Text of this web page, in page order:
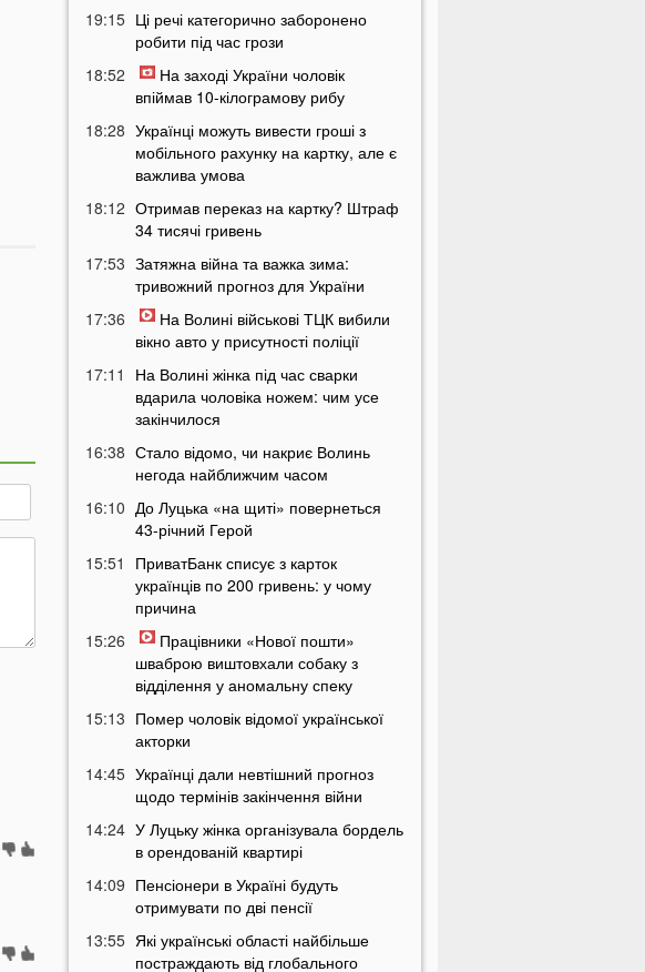
19:15 Ці речі категорично заборонено
робити під час грози
18:52
На заході України чоловік
впіймав 10-кілограмову рибу
18:28 Українці можуть вивести гроші з
мобільного рахунку на картку, але є
важлива умова
18:12 Отримав переказ на картку? Штраф
34 тисячі гривень
17:53 Затяжна війна та важка зима:
тривожний прогноз для України
17:36
На Волині військові ТЦК вибили
вікно авто у присутності поліції
17:11
На Волині жінка під час сварки
вдарила чоловіка ножем: чим усе
закінчилося
16:38 Стало відомо, чи накриє Волинь
негода найближчим часом
16:10 До Луцька «на щиті» повернеться
43-річний Герой
15:51
ПриватБанк списує з карток
українців по 200 гривень: у чому
причина
15:26
Працівники «Нової пошти»
шваброю виштовхали собаку з
відділення у аномальну спеку
15:13 Помер чоловік відомої української
акторки
14:45 Українці дали невтішний прогноз
щодо термінів закінчення війни
14:24 У Луцьку жінка організувала бордель
в орендованій квартирі
14:09 Пенсіонери в Україні будуть
отримувати по дві пенсії
13:55 Які українські області найбільше
постраждають від глобального